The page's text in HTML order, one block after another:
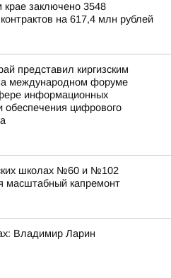
крае заключено 3548
на 617,4 млн рублей
представил киргизским
международном форуме
информационных
обеспечения цифрового
школах №60 и №102
масштабный капремонт
Владимир Ларин